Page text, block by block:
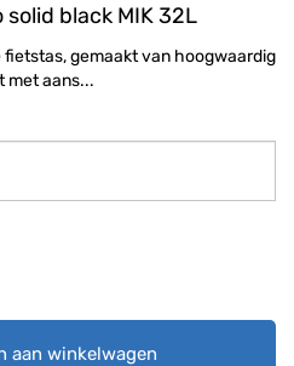
black MIK 32L
fietstas, gemaakt van hoogwaardig
met aans...
aan winkelwagen